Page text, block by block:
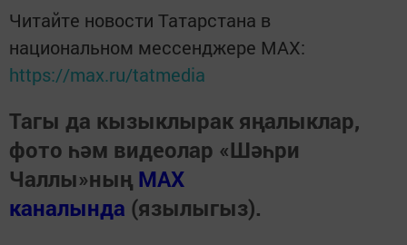
Читайте новости Татарстана в
национальном мессенджере MАХ:
https://max.ru/tatmedia
Тагы да кызыклырак яңалыклар,
фото һәм видеолар «Шәһри
Чаллы»ның MAX
каналында (язылыгыз).